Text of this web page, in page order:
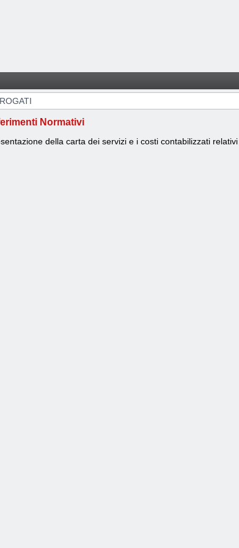
Normativi
della carta dei servizi e i costi contabilizzati